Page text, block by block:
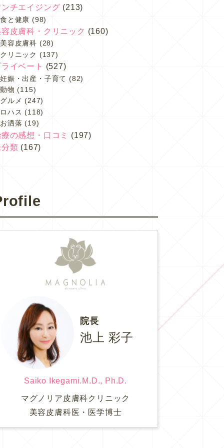
チエイジング (213)
食と健康 (98)
皮膚科・クリニック (160)
美容皮膚科 (28)
クリニック (137)
イベート (527)
妊娠・出産・子育て (82)
動物 (115)
グルメ (247)
ロハス (118)
お洒落 (19)
の感想・口コミ
(197)
類 (167)
院長
池上 彩子
Saiko Ikegami.M.D., Ph.D.
マグノリア皮膚科クリニック
美容皮膚科医・医学博士